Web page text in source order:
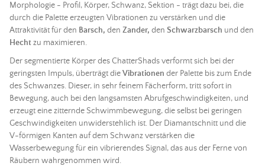
Morphologie - Profil, Körper, Schwanz, Sektion - trägt dazu bei, die
durch die Palette erzeugten Vibrationen zu verstärken und die
Attraktivität für den Barsch, den Zander, den Schwarzbarsch und den
Hechtzu maximieren.
Der segmentierte Körper des ChatterShads verformt sich bei der
geringsten Impuls, überträgt dieVibrationen der Palette bis zum Ende
des Schwanzes. Dieser, in sehr feinem Fächerform, tritt sofort in
Bewegung, auch bei den langsamsten Abrufgeschwindigkeiten, und
erzeugt eine zitternde Schwimmbewegung, die selbst bei geringen
Geschwindigkeiten unwiderstehlich ist. Der Diamantschnitt und die
V-förmigen Kanten auf dem Schwanz verstärken die
Wasserbewegung für ein vibrierendes Signal, das aus der Ferne von
Räubern wahrgenommen wird.